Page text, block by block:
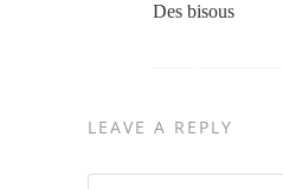
Des bisous
LEAVE A REPLY